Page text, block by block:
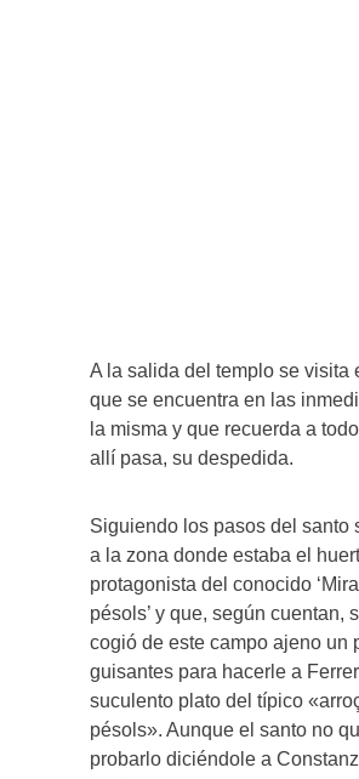
A la salida del templo se visita
que se encuentra en las
la misma y que recuerda a
allí pasa, su despedida.
Siguiendo los pasos del santo
a la zona donde estaba el
protagonista del conocido
pésols’ y que, según cuentan,
cogió de este campo ajeno un
guisantes para hacerle a
suculento plato del típico
pésols». Aunque el santo no
probarlo diciéndole a